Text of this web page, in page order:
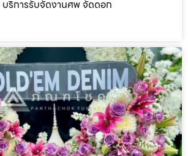
ริการรับจัดงานศพ จัดดอก